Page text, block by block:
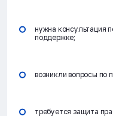
нужна консультация
поддержке;
возникли вопросы по
требуется защита